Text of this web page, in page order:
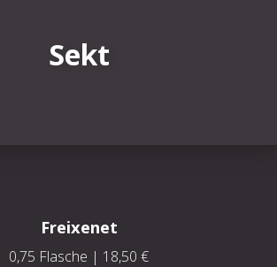
Sekt
Freixenet
0,75 Flasche | 18,50 €